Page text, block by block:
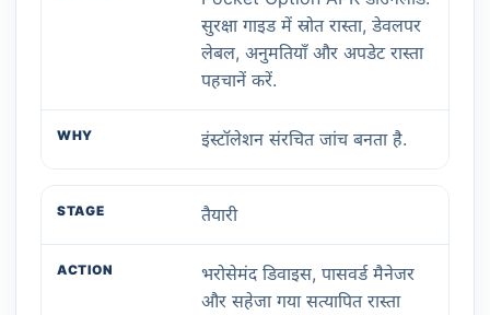
सुरक्षा गाइड में स्रोत रास्ता, डेवलपर
लेबल, अनुमतियाँ और अपडेट रास्ता
पहचानें करें.
इंस्टॉलेशन संरचित जांच बनता है.
तैयारी
भरोसेमंद डिवाइस, पासवर्ड मैनेजर
और सहेजा गया सत्यापित रास्ता